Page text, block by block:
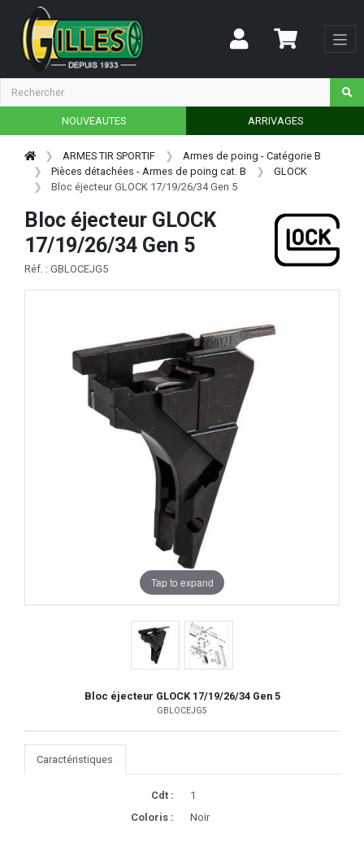
NOUVEAUTES ARRIVAGES
ARMES TIR SPORTIF
Armes de poing - Catégorie B
Pièces détachées - Armes de poing cat. B
GLOCK
Bloc éjecteur GLOCK 17/19/26/34 Gen 5
Bloc éjecteur GLOCK
17/19/26/34 Gen 5
Réf. : GBLOCEJG5
Tap to expand
Bloc éjecteur GLOCK 17/19/26/34 Gen 5
GBLOCEJG5
Caractéristiques
Cdt :
1
Coloris :
Noir